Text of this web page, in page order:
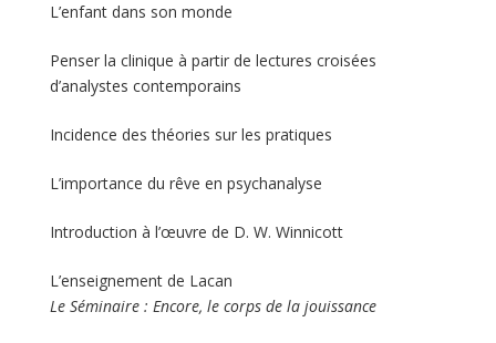
L’enfant dans son monde
Penser la clinique à partir de lectures croisées
d’analystes contemporains
Incidence des théories sur les pratiques
L’importance du rêve en psychanalyse
Introduction à l’œuvre de D. W. Winnicott
L’enseignement de Lacan
Le Séminaire : Encore, le corps de la jouissance